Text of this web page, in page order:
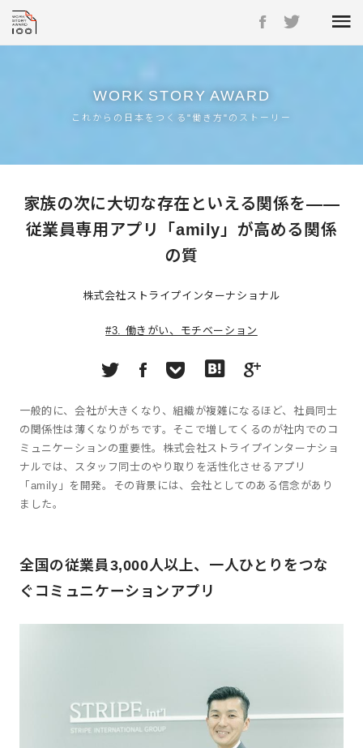
WORK STORY AWARD
これからの日本をつくる"働き方"のストーリー
家族の次に大切な存在といえる関係を――
従業員専用アプリ「amily」が高める関係
の質
株式会社ストライプインターナショナル
#3. 働きがい、モチベーション
一般的に、会社が大きくなり、組織が複雑になるほど、社員同士
の関係性は薄くなりがちです。そこで増してくるのが社内でのコ
ミュニケーションの重要性。株式会社ストライプインターナショ
ナルでは、スタッフ同士のやり取りを活性化させるアプリ
「amily」を開発。その背景には、会社としてのある信念があり
ました。
全国の従業員3,000人以上、一人ひとりをつな
ぐコミュニケーションアプリ